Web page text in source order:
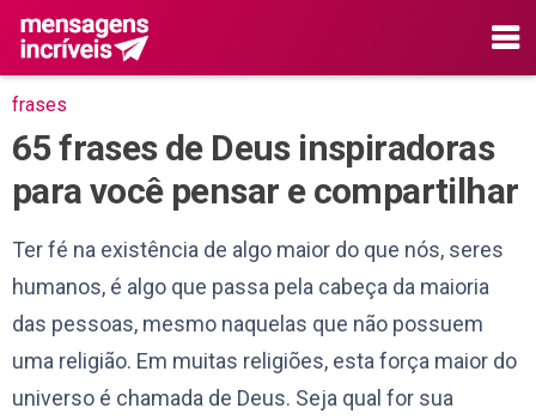
frases
65 frases de Deus inspiradoras
para você pensar e compartilhar
Ter fé na existência de algo maior do que nós, seres
humanos, é algo que passa pela cabeça da maioria
das pessoas, mesmo naquelas que não possuem
uma religião. Em muitas religiões, esta força maior do
universo é chamada de Deus. Seja qual for sua